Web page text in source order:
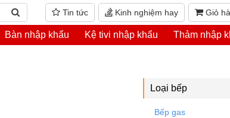
Tin tức Kinh nghiệm hay Giỏ
Bàn nhập khẩu Kệ tivi nhập khẩu Thảm nhập
Loại bếp
Bếp gas